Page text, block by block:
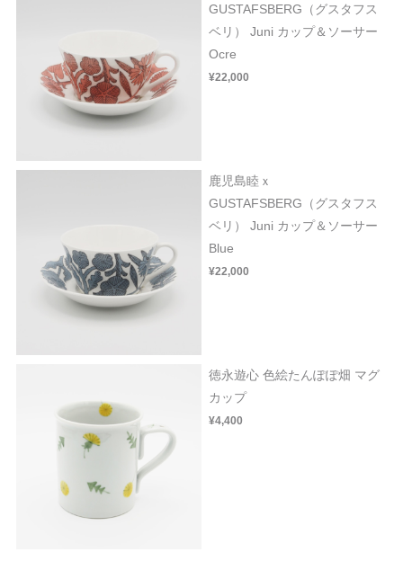
GUSTAFSBERG（グスタフス
ベリ） Juni カップ＆ソーサー
Ocre
¥22,000
鹿児島睦ｘ
GUSTAFSBERG（グスタフス
ベリ） Juni カップ＆ソーサー
Blue
¥22,000
徳永遊心 色絵たんぽぽ畑 マグ
カップ
¥4,400